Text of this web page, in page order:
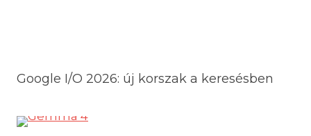
Google I/O 2026: új korszak a keresésben